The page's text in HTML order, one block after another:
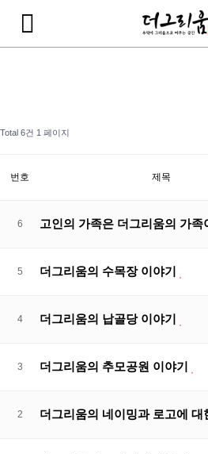
Total 6건 1 페이지
번호 제목
6 고인의 가족은 더그리움의 가족
5 더그리움의 수목장 이야기
4 더그리움의 납골당 이야기
3 더그리움의 추모공원 이야기
2 더그리움의 네이밍과 로고에 대